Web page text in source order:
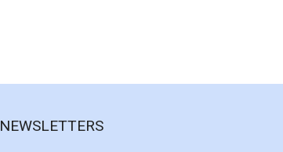
NEWSLETTERS